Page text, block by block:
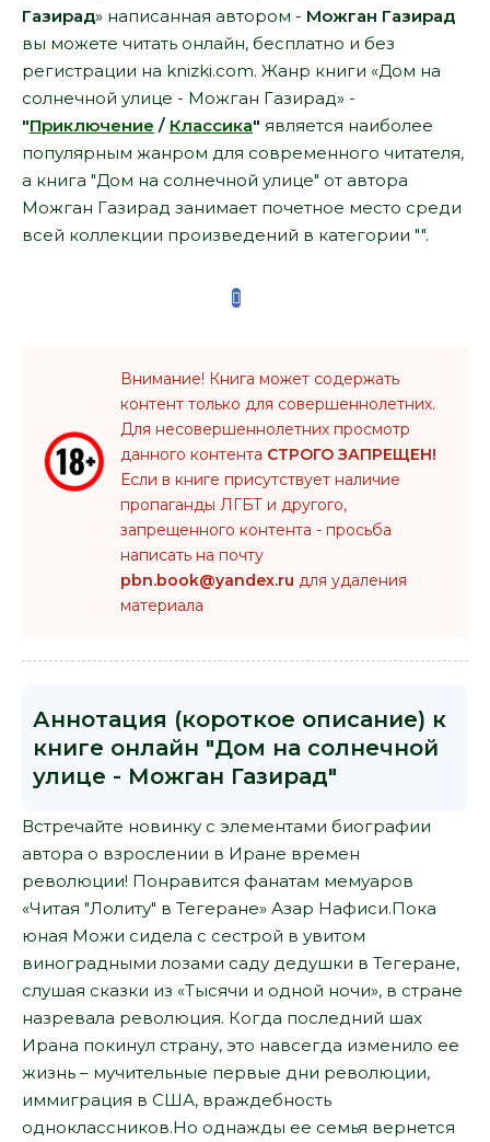
Газирад» написанная автором - Можган Газирад
вы можете читать онлайн, бесплатно и без
регистрации на knizki.com. Жанр книги «Дом на
солнечной улице - Можган Газирад» -
"Приключение / Классика" является наиболее
популярным жанром для современного читателя,
а книга "Дом на солнечной улице" от автора
Можган Газирад занимает почетное место среди
всей коллекции произведений в категории "".
Внимание! Книга может содержать
контент только для совершеннолетних.
Для несовершеннолетних просмотр
данного контента СТРОГО ЗАПРЕЩЕН!
Если в книге присутствует наличие
пропаганды ЛГБТ и другого,
запрещенного контента - просьба
написать на почту
pbn.book@yandex.ru для удаления
материала
Аннотация (короткое описание) к
книге онлайн "Дом на солнечной
улице - Можган Газирад"
Встречайте новинку с элементами биографии
автора о взрослении в Иране времен
революции! Понравится фанатам мемуаров
«Читая "Лолиту" в Тегеране» Азар Нафиси.Пока
юная Можи сидела с сестрой в увитом
виноградными лозами саду дедушки в Тегеране,
слушая сказки из «Тысячи и одной ночи», в стране
назревала революция. Когда последний шах
Ирана покинул страну, это навсегда изменило ее
жизнь – мучительные первые дни революции,
иммиграция в США, враждебность
одноклассников.Но однажды ее семья вернется